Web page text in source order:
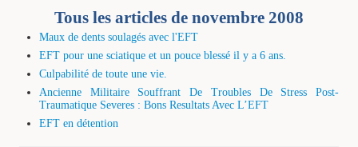
Tous les articles de novembre 2008
Maux de dents soulagés avec l'EFT
EFT pour une sciatique et un pouce blessé il y a 6 ans.
Culpabilité de toute une vie.
Ancienne Militaire Souffrant De Troubles De Stress Post-
Traumatique Severes : Bons Resultats Avec L’EFT
EFT en détention